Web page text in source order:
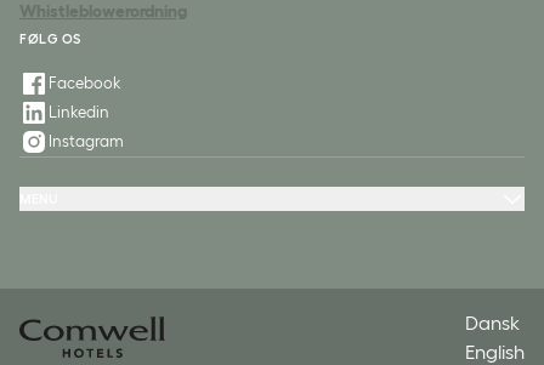
Whistleblowerordning
FØLG OS
Facebook
Linkedin
Instagram
Spa
Dansk
English